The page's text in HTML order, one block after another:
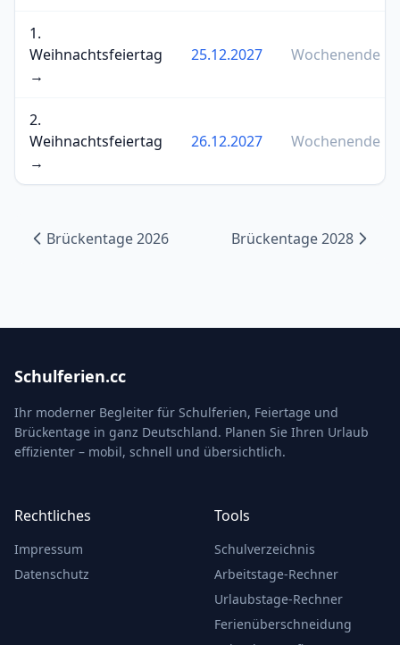
1.
Weihnachtsfeiertag
→
25.12.2027 Wochenende
2.
Weihnachtsfeiertag
→
26.12.2027 Wochenende
Brückentage 2026 Brückentage 2028
Schulferien.cc
Ihr moderner Begleiter für Schulferien, Feiertage und
Brückentage in ganz Deutschland. Planen Sie Ihren Urlaub
effizienter – mobil, schnell und übersichtlich.
Rechtliches
Impressum
Datenschutz
Tools
Schulverzeichnis
Arbeitstage-Rechner
Urlaubstage-Rechner
Ferienüberschneidung